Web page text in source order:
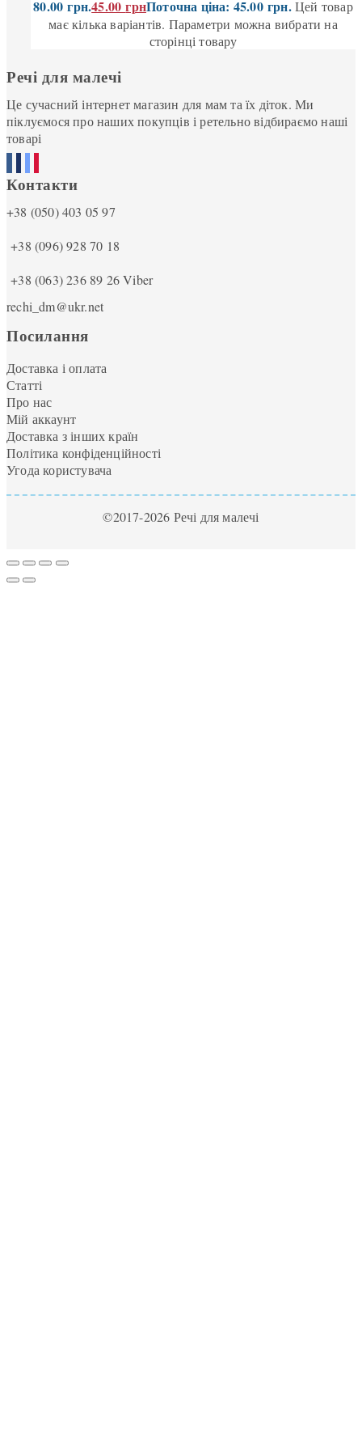
80.00 грн.45.00грнПоточна ціна: 45.00 грн. Цей товар
має кілька варіантів. Параметри можна вибрати на
сторінці товару
Речі для малечі
Це сучасний інтернет магазин для мам та їх діток. Ми
піклуємося про наших покупців і ретельно відбираємо наші
товарі
Контакти
+38 (050) 403 05 97
+38 (096) 928 70 18
+38 (063) 236 89 26Viber
rechi_dm@ukr.net
Посилання
Доставка і оплата
Статті
Про нас
Мій аккаунт
Доставка з інших країн
Політика конфіденційності
Угода користувача
©2017-2026 Речі для малечі